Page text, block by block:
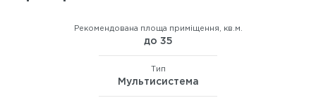
Рекомендована площа приміщення, кв.м.
до 35
Тип
Мультисистема